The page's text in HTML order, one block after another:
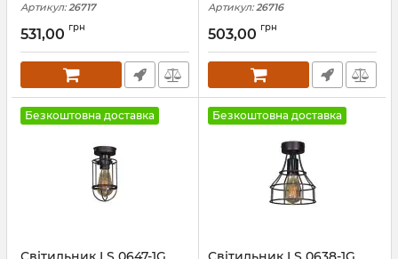
Артикул:26717
531,00 грн
Артикул:26716
503,00 грн
Безкоштовна доставка Безкоштовна доставка